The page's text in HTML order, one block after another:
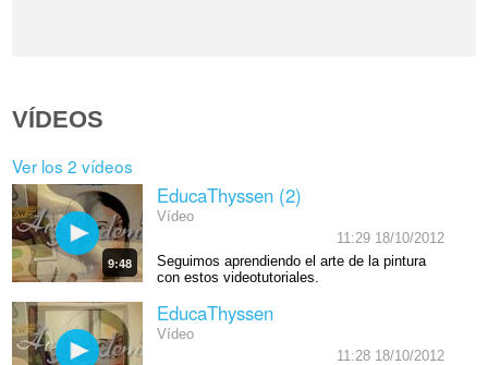
VÍDEOS
Ver los 2 vídeos
9:48
EducaThyssen (2)
Vídeo
11:29 18/10/2012
Seguimos aprendiendo el arte de la pintura
con estos videotutoriales.
EducaThyssen
Vídeo
11:28 18/10/2012